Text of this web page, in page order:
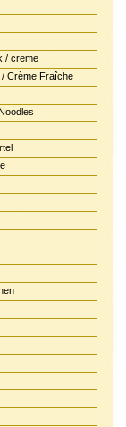
/ creme
Crème Fraîche